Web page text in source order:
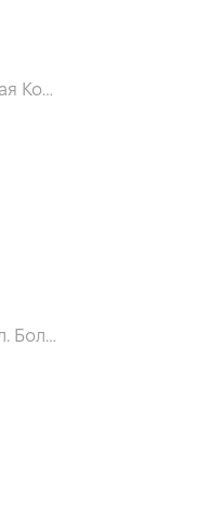
ООО "ВИДИ Авеню", ул. Большая Кольцевая, 60
с. Софиевская Борщаговка, ул. Большая Окружная, 60 А